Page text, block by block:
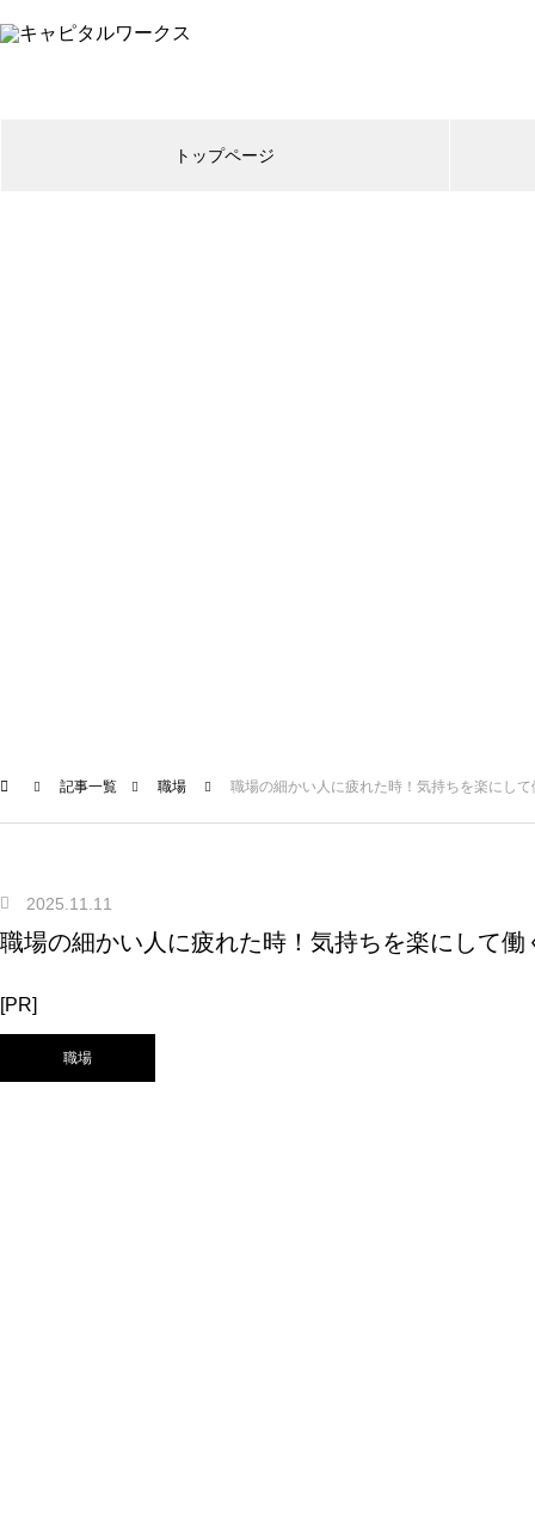
トップページ
記事一覧 職場 職場の細かい人に疲れた時！気持ちを楽にし
2025.11.11
職場の細かい人に疲れた時！気持ちを楽にして働
[PR]
職場